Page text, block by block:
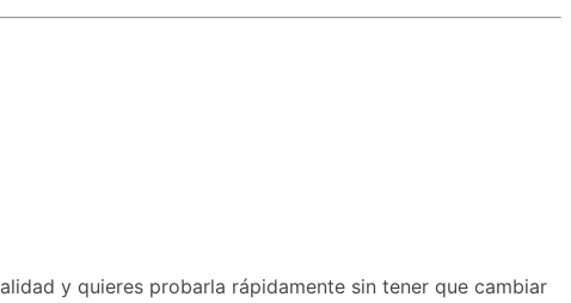
y quieres probarla rápidamente sin tener que cambiar